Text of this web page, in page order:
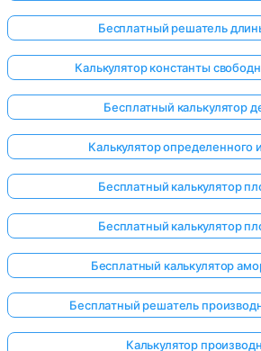
Войдите
здесь!
Бесплатный решатель
Калькулятор константы
Бесплатный калькулятор
Калькулятор определенного
Бесплатный калькулятор
Бесплатный калькулятор
Бесплатный калькулятор
Бесплатный решатель
Калькулятор